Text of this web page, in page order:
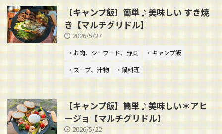
【キャンプ飯】簡単♪美味しい すき焼
き【マルチグリドル】
2026/5/27
・お肉、シーフード、野菜
・キャンプ飯
・スープ、汁物
・鍋料理
【キャンプ飯】簡単♪美味しい＊アヒ
ージョ【マルチグリドル】
2026/5/22